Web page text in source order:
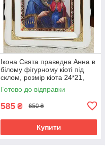
Ікона Свята праведна Анна в
білому фігурному кіоті під
склом, розмір кіота 24*21,
сюжет 15*18.
Готово до відправки
585 ₴ 650 ₴
Купити